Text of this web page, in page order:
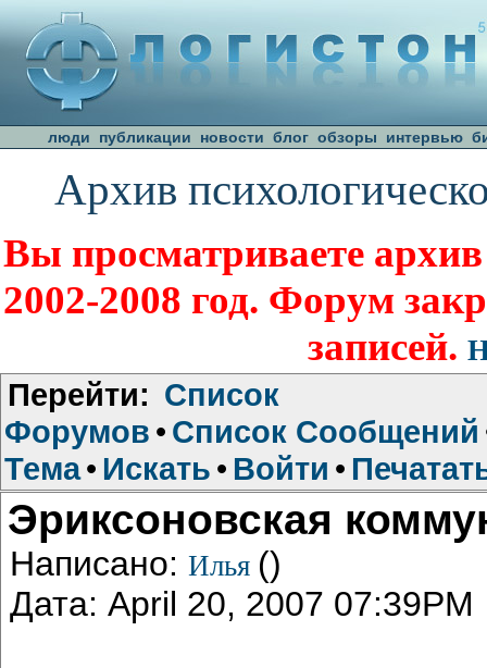
люди публикации новости блог обзоры интервью
Архив
Вы просматриваете
2002-2008 год. Форум
записей.
Перейти: Список
Форумов • Список Сообщений
Тема• Искать • Войти •
Эриксоновская
Написано: Илья ()
Дата: April 20, 2007 07:39PM